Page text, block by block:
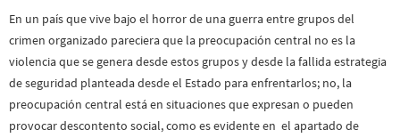
En un país que vive bajo el horror de una guerra entre grupos del
crimen organizado pareciera que la preocupación central no es la
violencia que se genera desde estos grupos y desde la fallida estrategia
de seguridad planteada desde el Estado para enfrentarlos; no, la
preocupación central está en situaciones que expresan o pueden
provocar descontento social, como es evidente en el apartado de